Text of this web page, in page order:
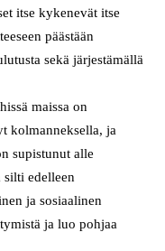
itse kykenevät itse
päästään
sekä järjestämällä
maissa on
kolmanneksella, ja
supistunut alle
edelleen
ja sosiaalinen
ja luo pohjaa